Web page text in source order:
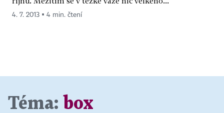
4. 7. 2013 ▪ 4 min. čtení
Téma: box